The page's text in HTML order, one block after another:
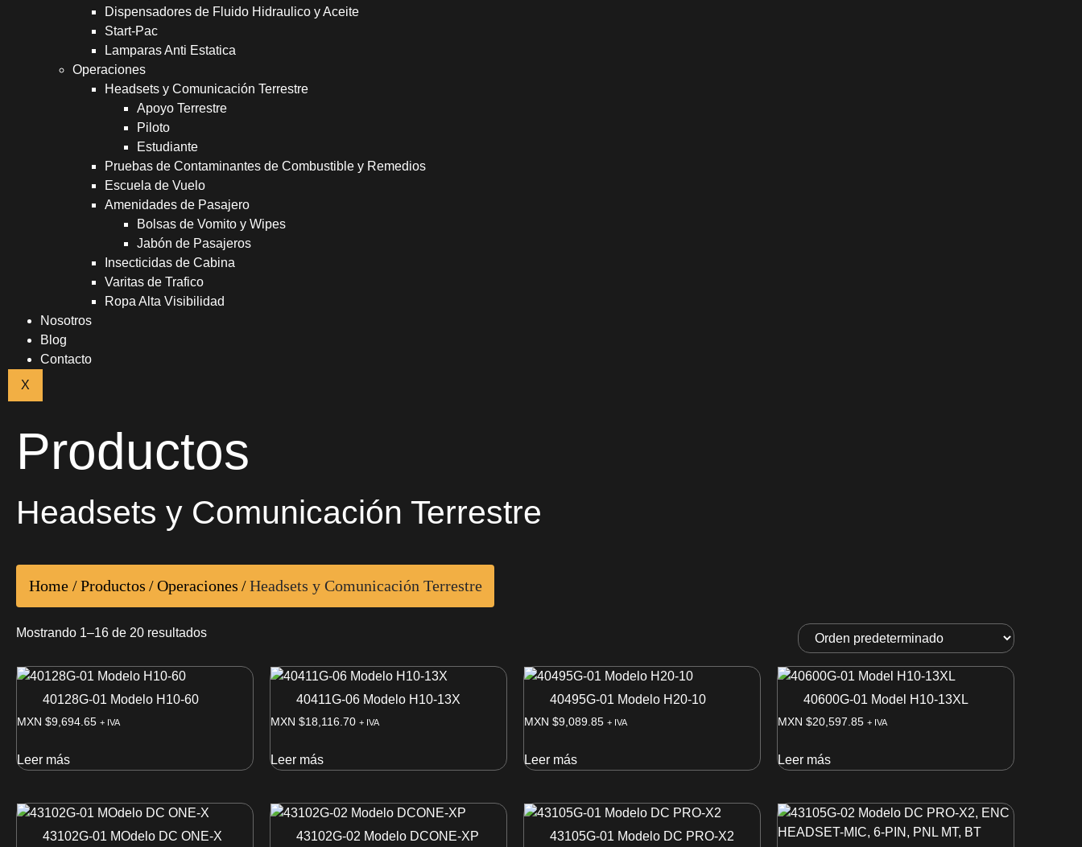
Dispensadores de Fluido Hidraulico y Aceite
Start-Pac
Lamparas Anti Estatica
Operaciones
Headsets y Comunicación Terrestre
Apoyo Terrestre
Piloto
Estudiante
Pruebas de Contaminantes de Combustible y Remedios
Escuela de Vuelo
Amenidades de Pasajero
Bolsas de Vomito y Wipes
Jabón de Pasajeros
Insecticidas de Cabina
Varitas de Trafico
Ropa Alta Visibilidad
Nosotros
Blog
Contacto
X
Productos
Headsets y Comunicación Terrestre
Home /Productos /Operaciones /Headsets y Comunicación Terrestre
Mostrando 1–16 de 20 resultados
40128G-01 Modelo H10-60
MXN $9,694.65 + IVA
Leer más
40411G-06 Modelo H10-13X
MXN $18,116.70 + IVA
Leer más
40495G-01 Modelo H20-10
MXN $9,089.85 + IVA
Leer más
40600G-01 Model H10-13XL
MXN $20,597.85 + IVA
Leer más
43102G-01 MOdelo DC ONE-X 43102G-02 Modelo DCONE-XP 43105G-01 Modelo DC PRO-X2